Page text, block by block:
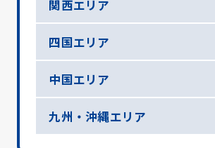
関西エリア
四国エリア
中国エリア
九州・沖縄エリア